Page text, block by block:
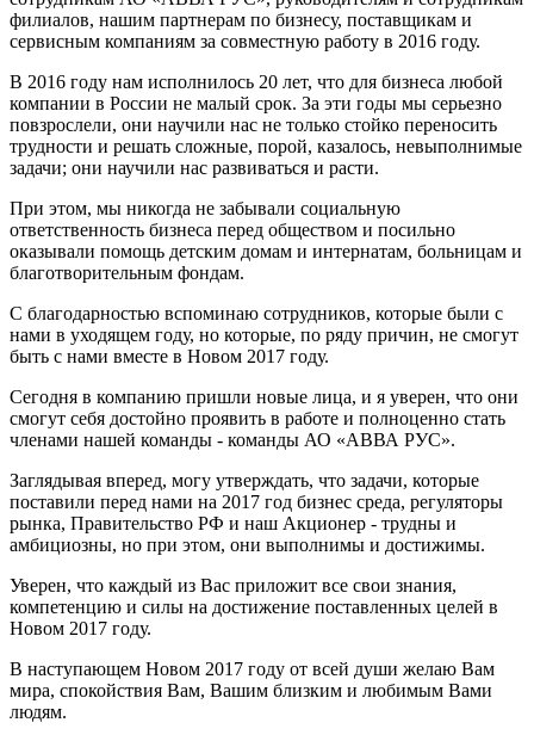
филиалов, нашим партнерам по бизнесу, поставщикам и
сервисным компаниям за совместную работу в 2016 году.
В 2016 году нам исполнилось 20 лет, что для бизнеса любой
компании в России не малый срок. За эти годы мы серьезно
повзрослели, они научили нас не только стойко переносить
трудности и решать сложные, порой, казалось, невыполнимые
задачи; они научили нас развиваться и расти.
При этом, мы никогда не забывали социальную
ответственность бизнеса перед обществом и посильно
оказывали помощь детским домам и интернатам, больницам и
благотворительным фондам.
С благодарностью вспоминаю сотрудников, которые были с
нами в уходящем году, но которые, по ряду причин, не смогут
быть с нами вместе в Новом 2017 году.
Сегодня в компанию пришли новые лица, и я уверен, что они
смогут себя достойно проявить в работе и полноценно стать
членами нашей команды - команды АО «АВВА РУС».
Заглядывая вперед, могу утверждать, что задачи, которые
поставили перед нами на 2017 год бизнес среда, регуляторы
рынка, Правительство РФ и наш Акционер - трудны и
амбициозны, но при этом, они выполнимы и достижимы.
Уверен, что каждый из Вас приложит все свои знания,
компетенцию и силы на достижение поставленных целей в
Новом 2017 году.
В наступающем Новом 2017 году от всей души желаю Вам
мира, спокойствия Вам, Вашим близким и любимым Вами
людям.